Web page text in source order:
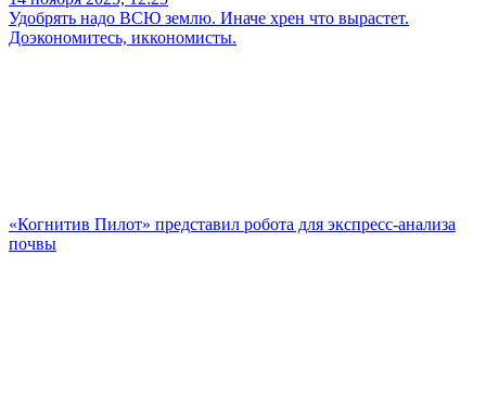
Удобрять надо ВСЮ землю. Иначе хрен что вырастет.
Доэкономитесь, иккономисты.
«Когнитив Пилот» представил робота для экспресс-анализа
почвы